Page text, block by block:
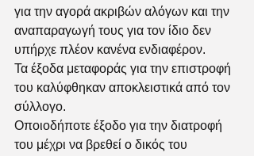
για την αγορά ακριβών αλόγων και την
αναπαραγωγή τους για τον ίδιο δεν
υπήρχε πλέον κανένα ενδιαφέρον.
Τα έξοδα μεταφοράς για την επιστροφή
του καλύφθηκαν αποκλειστικά από τον
σύλλογο.
Οποιοδήποτε έξοδο για την διατροφή
του μέχρι να βρεθεί ο δικός του